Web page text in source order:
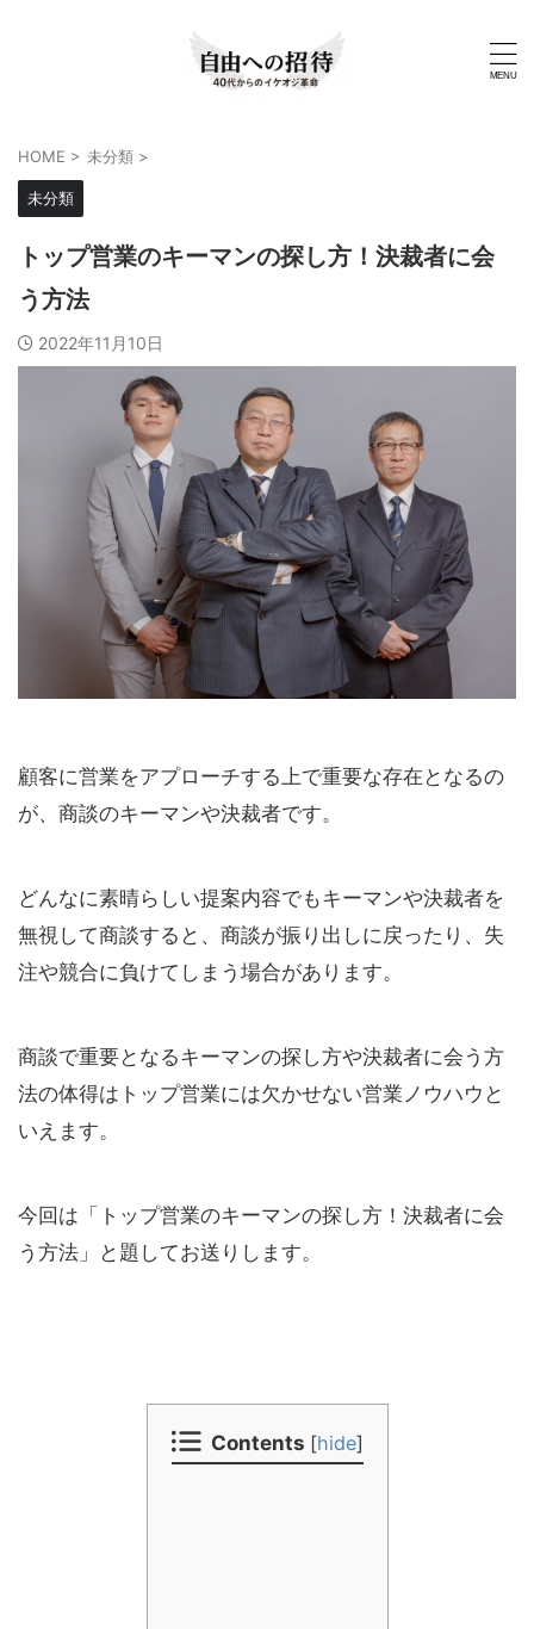
HOME > 未分類 >
未分類
トップ営業のキーマンの探し方！決裁者に会
う方法
2022年11月10日
顧客に営業をアプローチする上で重要な存在となるの
が、商談のキーマンや決裁者です。
どんなに素晴らしい提案内容でもキーマンや決裁者を
無視して商談すると、商談が振り出しに戻ったり、失
注や競合に負けてしまう場合があります。
商談で重要となるキーマンの探し方や決裁者に会う方
法の体得はトップ営業には欠かせない営業ノウハウと
いえます。
今回は「トップ営業のキーマンの探し方！決裁者に会
う方法」と題してお送りします。
Contents [hide]